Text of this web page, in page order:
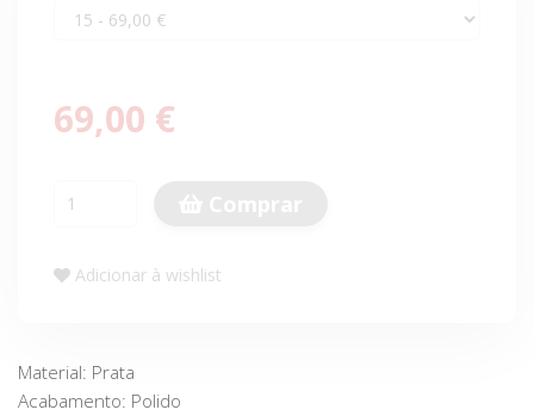
69,00 €
Adicionar à wishlist
Material: Prata
Acabamento: Polido